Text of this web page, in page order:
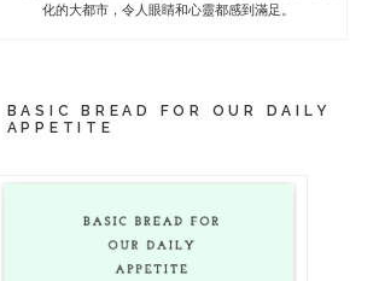
化的大都市，令人眼睛和心靈都感到滿足。
BASIC BREAD FOR OUR DAILY
APPETITE